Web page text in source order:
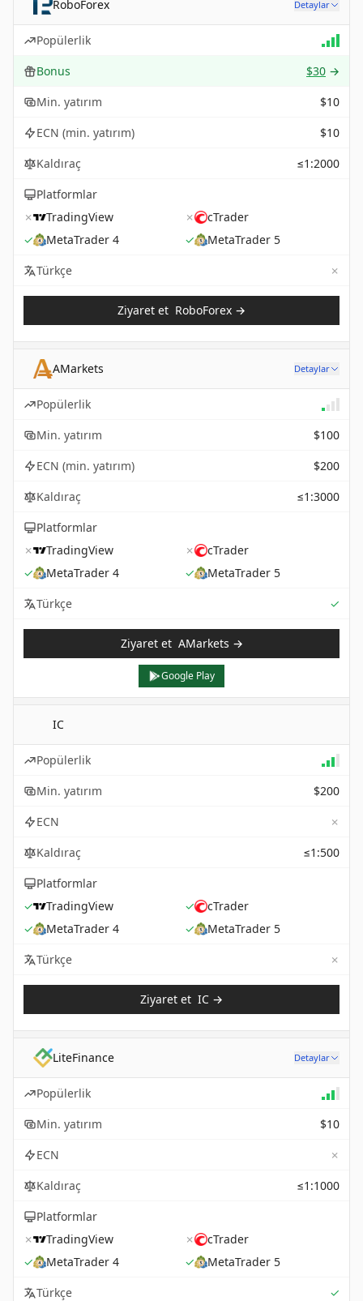
RoboForex Detaylar
Popülerlik
Bonus
$30 →
Min. yatırım
$10
ECN (min. yatırım)
$10
Kaldıraç
≤1:2000
Platformlar
✗
TradingView ✗
cTrader
✓
MetaTrader 4 ✓
MetaTrader 5
Türkçe
✗
Ziyaret et RoboForex →
AMarkets Detaylar
Popülerlik
Min. yatırım
$100
ECN (min. yatırım)
$200
Kaldıraç
≤1:3000
Platformlar
✗
TradingView ✗
cTrader
✓
MetaTrader 4 ✓
MetaTrader 5
Türkçe
✓
Ziyaret et AMarkets →
Google Play
IC
Popülerlik
Min. yatırım
$200
ECN
✗
Kaldıraç
≤1:500
Platformlar
✓
TradingView ✓
cTrader
✓
MetaTrader 4 ✓
MetaTrader 5
Türkçe
✗
Ziyaret et IC →
LiteFinance Detaylar
Popülerlik
Min. yatırım
$10
ECN
✗
Kaldıraç
≤1:1000
Platformlar
✗
TradingView ✗
cTrader
✓
MetaTrader 4 ✓
MetaTrader 5
Türkçe
✓